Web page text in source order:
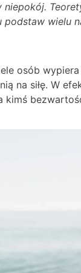
niepokój.
podstaw wielu
osób
na siłę. W
kimś